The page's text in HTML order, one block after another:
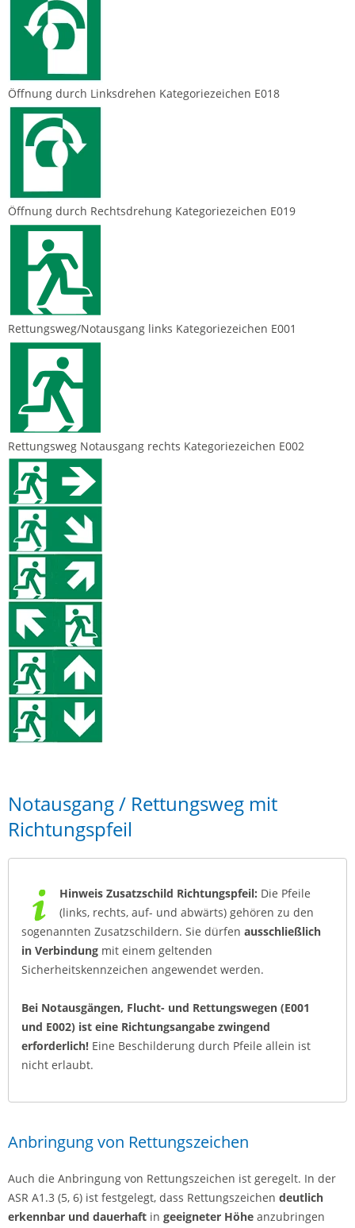
Öffnung durch Linksdrehen Kategoriezeichen E018
Öffnung durch Rechtsdrehung Kategoriezeichen E019
Rettungsweg/Notausgang links Kategoriezeichen E001
Rettungsweg Notausgang rechts Kategoriezeichen E002
Notausgang / Rettungsweg mit
Richtungspfeil
Hinweis Zusatzschild Richtungspfeil: Die Pfeile
(links, rechts, auf- und abwärts) gehören zu den
sogenannten Zusatzschildern. Sie dürfen ausschließlich
in Verbindung mit einem geltenden
Sicherheitskennzeichen angewendet werden.
Bei Notausgängen, Flucht- und Rettungswegen (E001
und E002) ist eine Richtungsangabe zwingend
erforderlich! Eine Beschilderung durch Pfeile allein ist
nicht erlaubt.
Anbringung von Rettungszeichen
Auch die Anbringung von Rettungszeichen ist geregelt. In der
ASR A1.3 (5, 6) ist festgelegt, dass Rettungszeichen deutlich
erkennbar und dauerhaft in geeigneter Höhe anzubringen